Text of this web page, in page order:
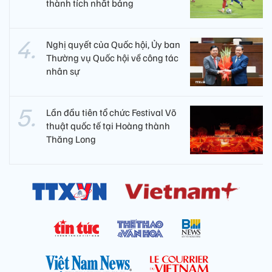
thành tích nhất bảng
Nghị quyết của Quốc hội, Ủy ban
Thường vụ Quốc hội về công tác
nhân sự
Lần đầu tiên tổ chức Festival Võ
thuật quốc tế tại Hoàng thành
Thăng Long